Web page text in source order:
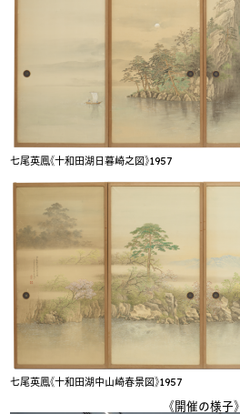
七尾英鳳《十和田湖日暮崎之図》1957
七尾英鳳《十和田湖中山崎春景図》1957
《開催の様子》